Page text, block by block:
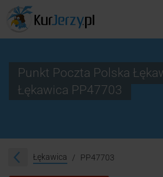
Śledzenie
Punkt Poczta Polska
Łękawica PP47703
Łękawica PP47703